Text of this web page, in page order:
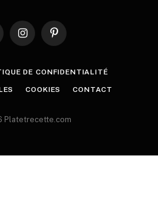
InstagramPinterest
DE CONFIDENTIALITÉ
COOKIES CONTACT
Platetrecette.com